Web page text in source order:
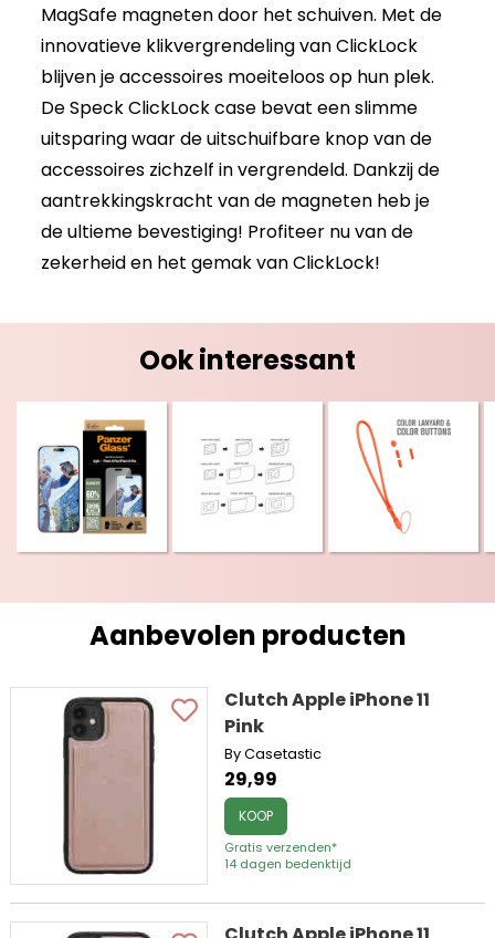
MagSafe magneten door het schuiven. Met de
innovatieve klikvergrendeling van ClickLock
blijven je accessoires moeiteloos op hun plek.
De Speck ClickLock case bevat een slimme
uitsparing waar de uitschuifbare knop van de
accessoires zichzelf in vergrendeld. Dankzij de
aantrekkingskracht van de magneten heb je
de ultieme bevestiging! Profiteer nu van de
zekerheid en het gemak van ClickLock!
Ook interessant
Aanbevolen producten
Clutch Apple iPhone 11
Pink
By Casetastic
29,99
KOOP
Gratis verzenden*
14 dagen bedenktijd